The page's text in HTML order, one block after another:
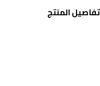
تفاصيل المنتج